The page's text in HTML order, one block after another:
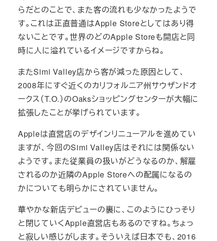
らだとのことで、また客の流れも少なかったようで
す。これは正直普通はApple Storeとしてはあり得
ないことです。世界のどのApple Storeも開店と同
時に人に溢れているイメージですからね。
またSimi Valley店から客が減った原因として、
2008年にすぐ近くのカリフォルニア州サウザンドオ
ークス（T.O.）のOaksショッピングセンターが大幅に
拡張したことが挙げられています。
Appleは直営店のデザインリニューアルを進めてい
ますが、今回のSimi Valley店はそれには関係ない
ようです。また従業員の扱いがどうなるのか、解雇
されるのか近隣のApple Storeへの配属になるの
かについても明らかにされていません。
華やかな新店デビューの裏に、このようにひっそり
と閉じていくApple直営店もあるのですね。ちょっ
と寂しい感じがします。そういえば日本でも、2016